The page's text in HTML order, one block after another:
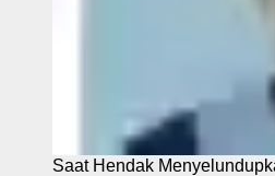
Saat Hendak